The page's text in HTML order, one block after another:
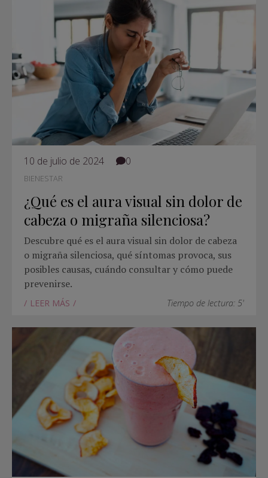
10 de julio de 2024 0
BIENESTAR
¿Qué es el aura visual sin dolor de
cabeza o migraña silenciosa?
Descubre qué es el aura visual sin dolor de cabeza
o migraña silenciosa, qué síntomas provoca, sus
posibles causas, cuándo consultar y cómo puede
prevenirse.
LEER MÁS Tiempo de lectura: 5'